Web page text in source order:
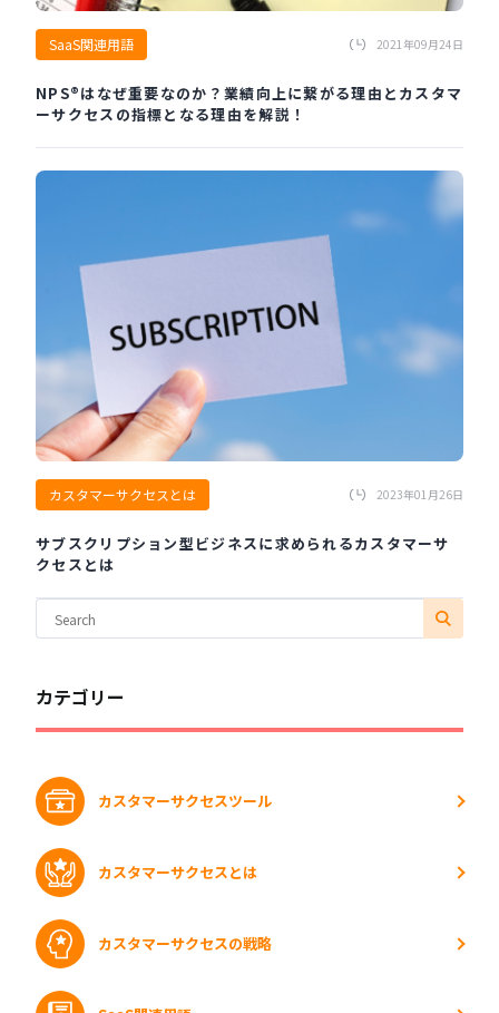
SaaS関連用語 2021年09月24日
NPS®はなぜ重要なのか？業績向上に繋がる理由とカスタマ
ーサクセスの指標となる理由を解説！
カスタマーサクセスとは 2023年01月26日
サブスクリプション型ビジネスに求められるカスタマーサ
クセスとは
カテゴリー
カスタマーサクセスツール
カスタマーサクセスとは
カスタマーサクセスの戦略